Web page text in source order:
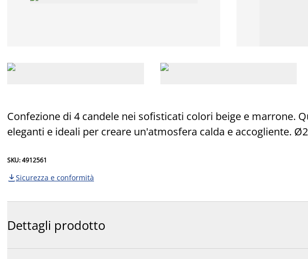
Confezione di 4 candele nei sofisticati colori beige e marrone.
eleganti e ideali per creare un'atmosfera calda e accogliente.
SKU: 4912561
 Sicurezza e conformità
Dettagli prodotto